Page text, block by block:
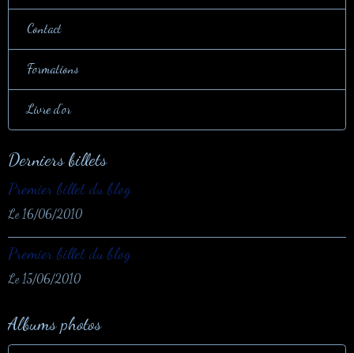
Contact
Formations
Livre d'or
Derniers billets
Premier billet du blog
Le 16/06/2010
Premier billet du blog
Le 15/06/2010
Albums photos